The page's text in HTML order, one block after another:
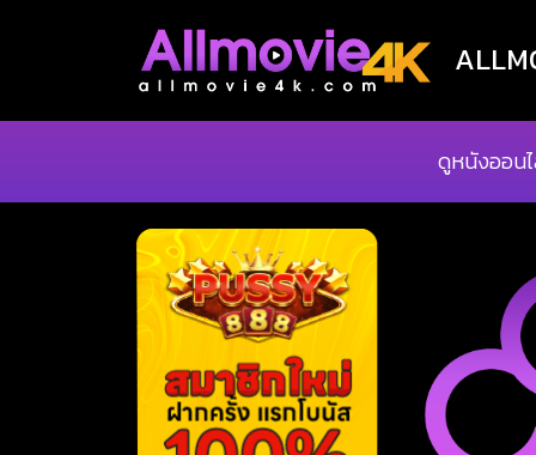
ดูหนังออน